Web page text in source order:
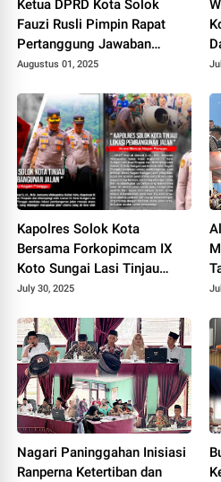
Ketua DPRD Kota Solok
Fauzi Rusli Pimpin Rapat
Pertanggung Jawaban
Pelaksanaan APBD Kota
Augustus 01, 2025
Kapolres Solok Kota
Bersama Forkopimcam IX
Koto Sungai Lasi Tinjau
Pembangunan Jalan Menuju
July 30, 2025
Nagari Paninggahan Inisiasi
Ranperna Ketertiban dan